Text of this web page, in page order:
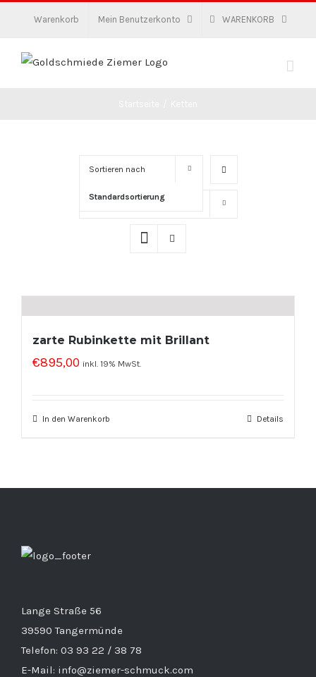
Warenkorb Mein Benutzerkonto WARENKORB
Sortieren nach
Standardsortierung
zarte Rubinkette mit Brillant
€895,00 inkl. 19% MwSt.
In den Warenkorb Details
Lange Straße 56
39590 Tangermünde
Telefon: 03 93 22 / 38 78
E-Mail: info@ziemer-schmuck.com